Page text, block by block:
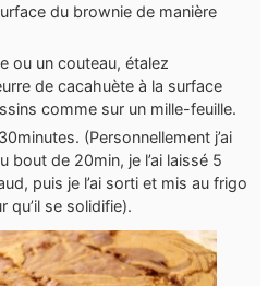
du brownie de manière
ou un couteau, étalez
de cacahuète à la surface
comme sur un mille-feuille.
(Personnellement j’ai
bout de 20min, je l’ai laissé 5
puis je l’ai sorti et mis au frigo
qu’il se solidifie).